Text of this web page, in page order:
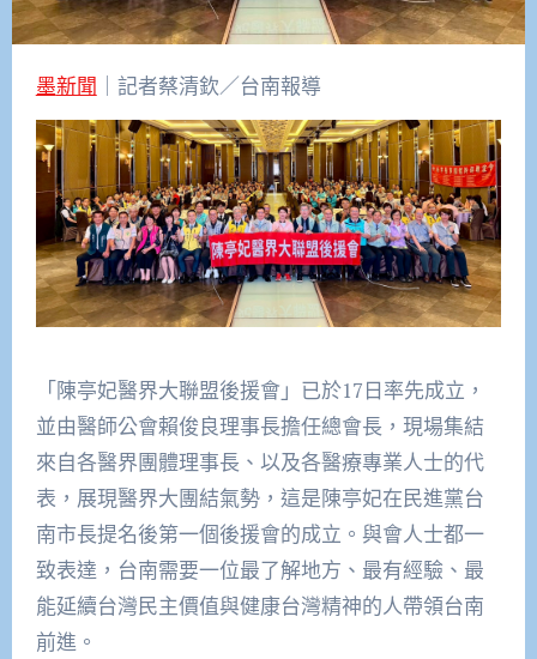
墨新聞 ｜記者蔡清欽／台南報導
「陳亭妃醫界大聯盟後援會」已於17日率先成立，
並由醫師公會賴俊良理事長擔任總會長，現場集結
來自各醫界團體理事長、以及各醫療專業人士的代
表，展現醫界大團結氣勢，這是陳亭妃在民進黨台
南市長提名後第一個後援會的成立。與會人士都一
致表達，台南需要一位最了解地方、最有經驗、最
能延續台灣民主價值與健康台灣精神的人帶領台南
前進。